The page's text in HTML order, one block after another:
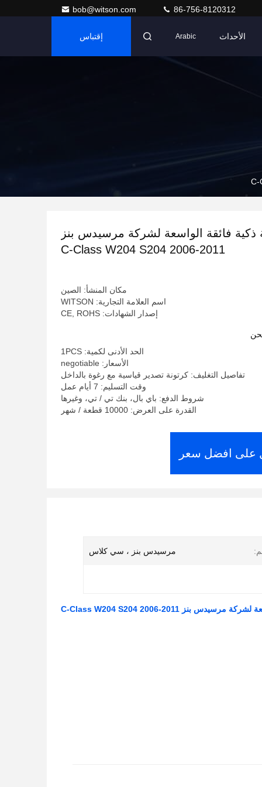
bob@witson.com 86-756-8120312
الأحداث Arabic إقتباس
ذكية فائقة الواسعة لشركة مرسيدس بنز
C-Class W204 S204 2006-2011
مكان المنشأ: الصين
اسم العلامة التجارية: WITSON
إصدار الشهادات: CE, ROHS
الحد الأدنى لكمية: 1PCS
الأسعار: negotiable
تفاصيل التغليف: كرتونة تصدير قياسية مع رغوة بالداخل
وقت التسليم: 7 أيام عمل
شروط الدفع: باي بال، بنك تي / تي، وغيرها
القدرة على العرض: 10000 قطعة / شهر
على افضل سعر
مرسيدس بنز ، سي كلاس